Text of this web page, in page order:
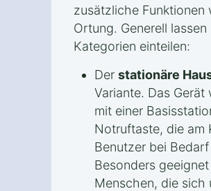
zusätzliche Funktionen
Ortung. Generell
Kategorien einteilen:
Der stationäre
Variante. Das
mit einer
Notruftaste, die am
Benutzer bei
Besonders
Menschen, die sich